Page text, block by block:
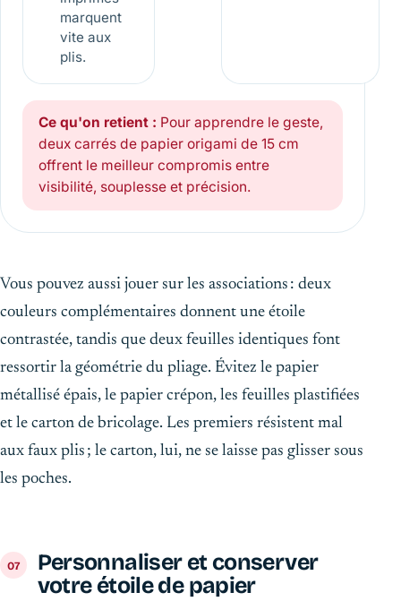
marquent
vite aux
plis.
Ce qu'on retient : Pour apprendre le geste,
deux carrés de papier origami de 15 cm
offrent le meilleur compromis entre
visibilité, souplesse et précision.
Vous pouvez aussi jouer sur les associations : deux
couleurs complémentaires donnent une étoile
contrastée, tandis que deux feuilles identiques font
ressortir la géométrie du pliage. Évitez le papier
métallisé épais, le papier crépon, les feuilles plastifiées
et le carton de bricolage. Les premiers résistent mal
aux faux plis ; le carton, lui, ne se laisse pas glisser sous
les poches.
Personnaliser et conserver
votre étoile de papier